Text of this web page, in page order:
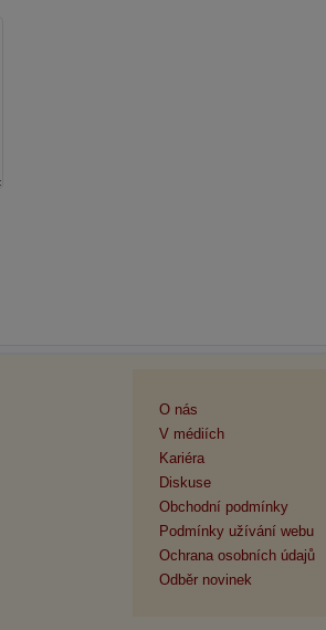
O nás
V médiích
Kariéra
Diskuse
Obchodní podmínky
Podmínky užívání webu
Ochrana osobních údajů
Odběr novinek